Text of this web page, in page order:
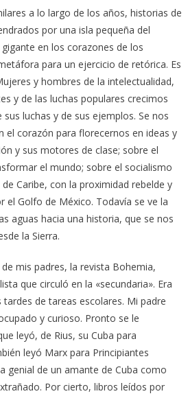
a lo largo de los años, historias de
por una isla pequeña del
en los corazones de los
para un ejercicio de retórica. Es
y hombres de la intelectualidad,
y de las luchas populares crecimos
luchas y de sus ejemplos. Se nos
el corazón para florecernos en ideas y
y sus motores de clase; sobre el
el mundo; sobre el socialismo
Caribe, con la proximidad rebelde y
el Golfo de México. Todavía se ve la
aguas hacia una historia, que se nos
la Sierra.
mis padres, la revista Bohemia,
que circuló en la «secundaria». Era
de tareas escolares. Mi padre
y curioso. Pronto se le
leyó, de Rius, su Cuba para
leyó Marx para Principiantes
genial de un amante de Cuba como
Por cierto, libros leídos por